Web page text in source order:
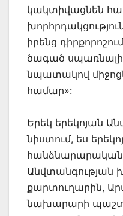
կակտիվացնեն
իրենց
ծագած
նպատակով
համար»:
Երեկ երեկոյան
նիստում, ես
հանձնարարական
Անվտանգության
քարտուղարին,
նախարարի